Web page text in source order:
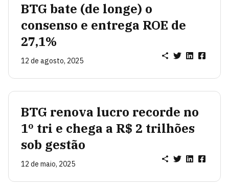
BTG bate (de longe) o
consenso e entrega ROE de
27,1%
12 de agosto, 2025
BTG renova lucro recorde no
1º tri e chega a R$ 2 trilhões
sob gestão
12 de maio, 2025